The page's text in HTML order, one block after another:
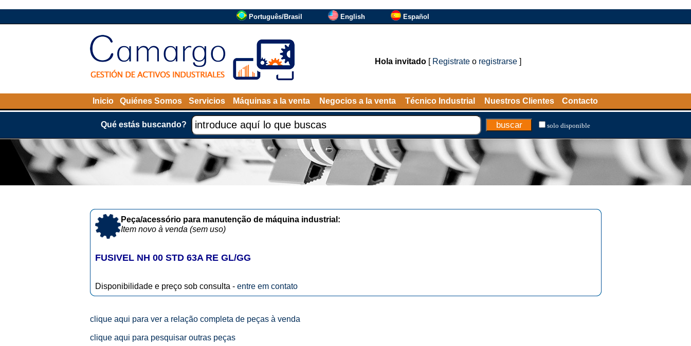
Português/Brasil English Español
Hola invitado[ Registrateo registrarse]
Inicio Quiénes Somos Servicios Máquinas a la venta Negocios a la venta Técnico Industrial Nuestros Clientes Contacto
Qué estás buscando? solo disponible
Peça/acessório para manutenção de máquina industrial:
Item novo à venda (sem uso)
FUSIVEL NH 00 STD 63A RE GL/GG
Disponibilidade e preço sob consulta - entre em contato
clique aqui para ver a relação completa de peças à venda
clique aqui para pesquisar outras peças